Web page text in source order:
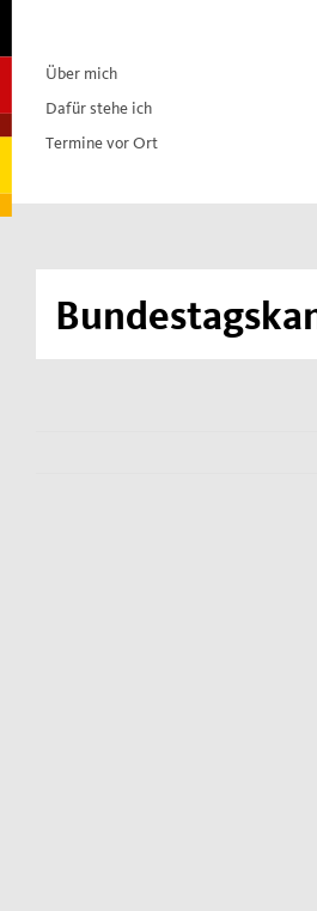
contentÜber mich
Dafür stehe ich
Termine vor Ort